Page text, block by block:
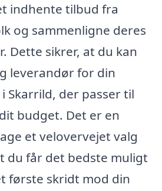
indhente tilbud fra
og sammenligne deres
Dette sikrer, at du kan
leverandør for din
Skarrild, der passer til
budget. Det er en
et velovervejet valg
du får det bedste muligt
første skridt mod din